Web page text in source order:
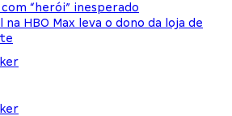
“herói” inesperado
HBO Max leva o dono da loja de